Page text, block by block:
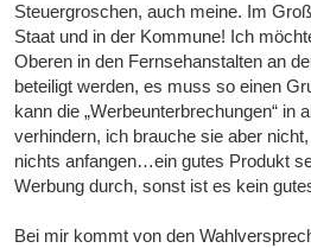
Steuergroschen, auch meine. Im
Staat und in der Kommune! Ich
Oberen in den Fernsehanstalten an
beteiligt werden, es muss so einen
kann die „Werbeunterbrechungen“ in
verhindern, ich brauche sie aber
nichts anfangen…ein gutes Produkt
Werbung durch, sonst ist es kein
Bei mir kommt von den